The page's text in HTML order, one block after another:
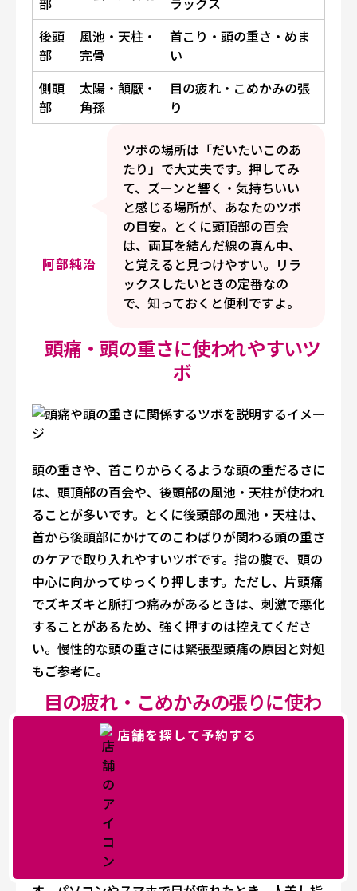
店舗を探して予約する
後頭
部
風池・天柱・
完骨
首こり・頭の重さ・めま
い
側頭
部
太陽・頷厭・
角孫
目の疲れ・こめかみの張
り
阿部純治
ツボの場所は「だいたいこのあ
たり」で大丈夫です。押してみ
て、ズーンと響く・気持ちいい
と感じる場所が、あなたのツボ
の目安。とくに頭頂部の百会
は、両耳を結んだ線の真ん中、
と覚えると見つけやすい。リラ
ックスしたいときの定番なの
で、知っておくと便利ですよ。
頭痛・頭の重さに使われやすいツ
ボ
頭の重さや、首こりからくるような頭の重だるさに
は、頭頂部の百会や、後頭部の風池・天柱が使われ
ることが多いです。とくに後頭部の風池・天柱は、
首から後頭部にかけてのこわばりが関わる頭の重さ
のケアで取り入れやすいツボです。指の腹で、頭の
中心に向かってゆっくり押します。ただし、片頭痛
でズキズキと脈打つ痛みがあるときは、刺激で悪化
することがあるため、強く押すのは控えてくださ
い。慢性的な頭の重さには緊張型頭痛の原因と対処
もご参考に。
目の疲れ・こめかみの張りに使わ
れやすいツボ
目の疲れや、こめかみの張りには、側頭部の太陽・
角孫・頷厭が使われることが多いです。とくにこめ
かみにある太陽は、目の疲れのケアで有名なツボで